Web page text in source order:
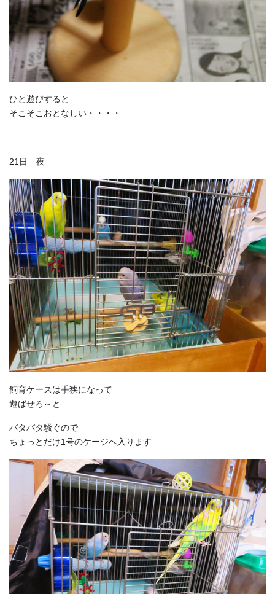
ひと遊びすると
そこそこおとなしい・・・・
21日 夜
飼育ケースは手狭になって
遊ばせろ～と
バタバタ騒ぐので
ちょっとだけ1号のケージへ入ります